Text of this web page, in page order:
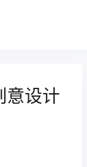
意设计